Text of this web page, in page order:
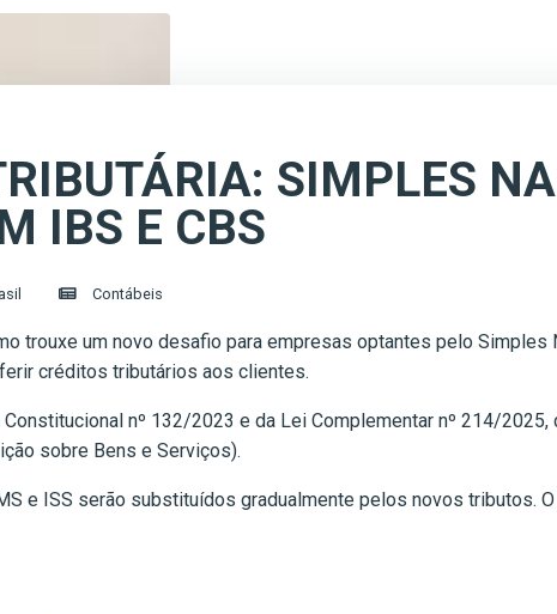
SIMPLES
IBS E CBS
Contábeis
trouxe um novo desafio para empresas optantes pelo
créditos tributários aos clientes.
Constitucional nº 132/2023 e da Lei Complementar nº 214/
sobre Bens e Serviços).
e ISS serão substituídos gradualmente pelos novos tributos.